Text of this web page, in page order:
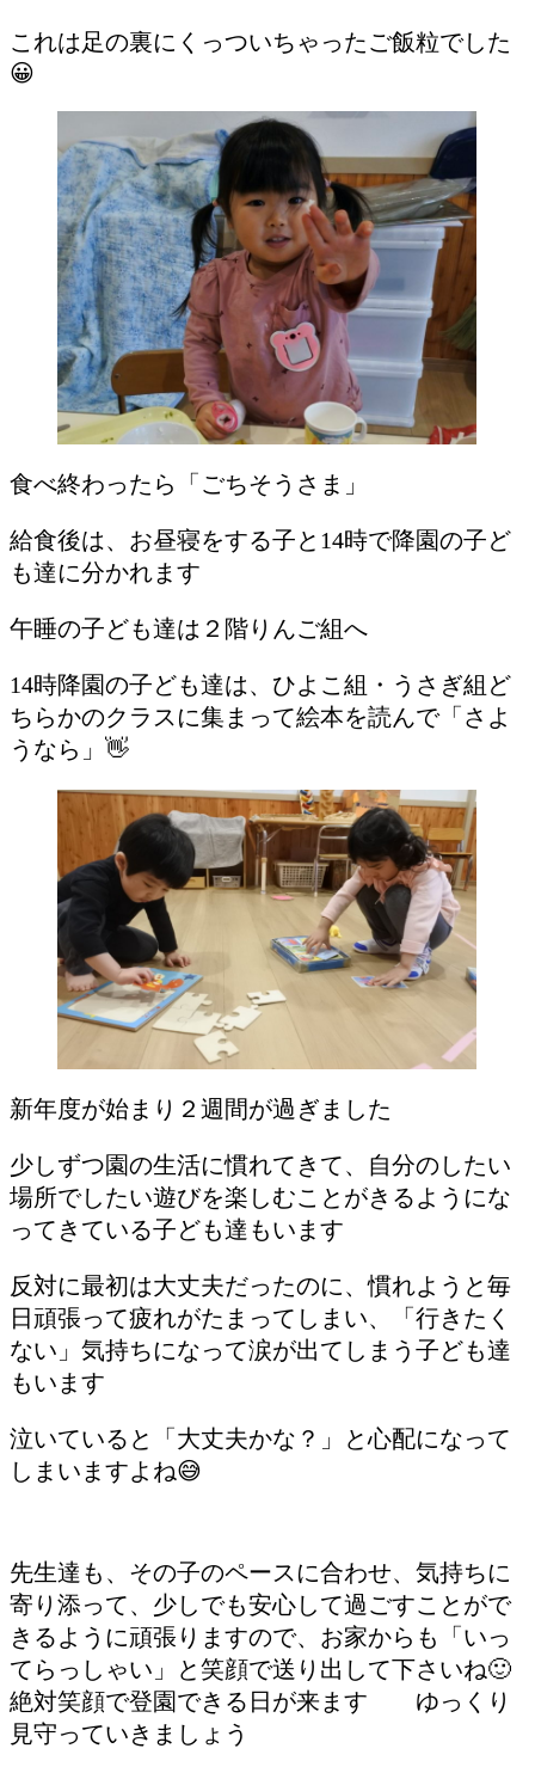
これは足の裏にくっついちゃったご飯粒でした
😀
食べ終わったら「ごちそうさま」
給食後は、お昼寝をする子と14時で降園の子ど
も達に分かれます
午睡の子ども達は２階りんご組へ
14時降園の子ども達は、ひよこ組・うさぎ組ど
ちらかのクラスに集まって絵本を読んで「さよ
うなら」👋
新年度が始まり２週間が過ぎました
少しずつ園の生活に慣れてきて、自分のしたい
場所でしたい遊びを楽しむことがきるようにな
ってきている子ども達もいます
反対に最初は大丈夫だったのに、慣れようと毎
日頑張って疲れがたまってしまい、「行きたく
ない」気持ちになって涙が出てしまう子ども達
もいます
泣いていると「大丈夫かな？」と心配になって
しまいますよね😅
先生達も、その子のペースに合わせ、気持ちに
寄り添って、少しでも安心して過ごすことがで
きるように頑張りますので、お家からも「いっ
てらっしゃい」と笑顔で送り出して下さいね🙂
絶対笑顔で登園できる日が来ます ゆっくり
見守っていきましょう